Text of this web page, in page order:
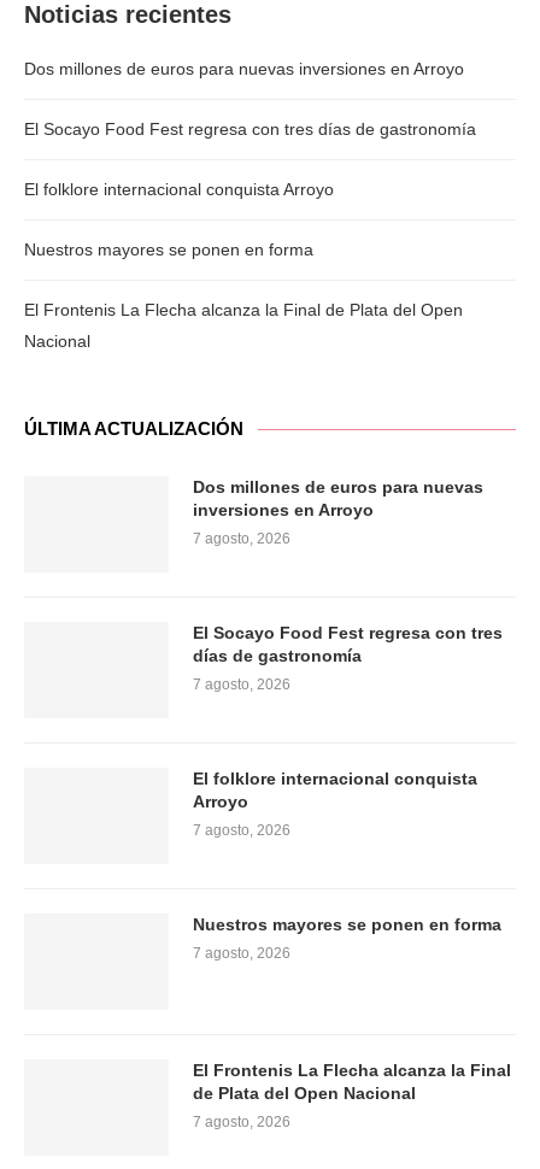
Noticias recientes
Dos millones de euros para nuevas inversiones en Arroyo
El Socayo Food Fest regresa con tres días de gastronomía
El folklore internacional conquista Arroyo
Nuestros mayores se ponen en forma
El Frontenis La Flecha alcanza la Final de Plata del Open
Nacional
ÚLTIMA ACTUALIZACIÓN
Dos millones de euros para nuevas
inversiones en Arroyo
7 agosto, 2026
El Socayo Food Fest regresa con tres
días de gastronomía
7 agosto, 2026
El folklore internacional conquista
Arroyo
7 agosto, 2026
Nuestros mayores se ponen en forma
7 agosto, 2026
El Frontenis La Flecha alcanza la Final
de Plata del Open Nacional
7 agosto, 2026